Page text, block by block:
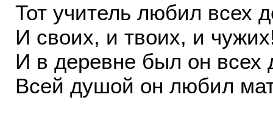
Тот учитель любил всех
И своих, и твоих, и
И в деревне был он всех
Всей душой он любил